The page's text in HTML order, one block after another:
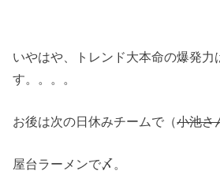
いやはや、トレンド大本命の爆発力
す。。。。
お後は次の日休みチームで（小池さ
屋台ラーメンで〆。